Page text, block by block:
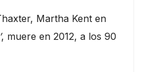
Martha Kent en
, muere en 2012, a los 90